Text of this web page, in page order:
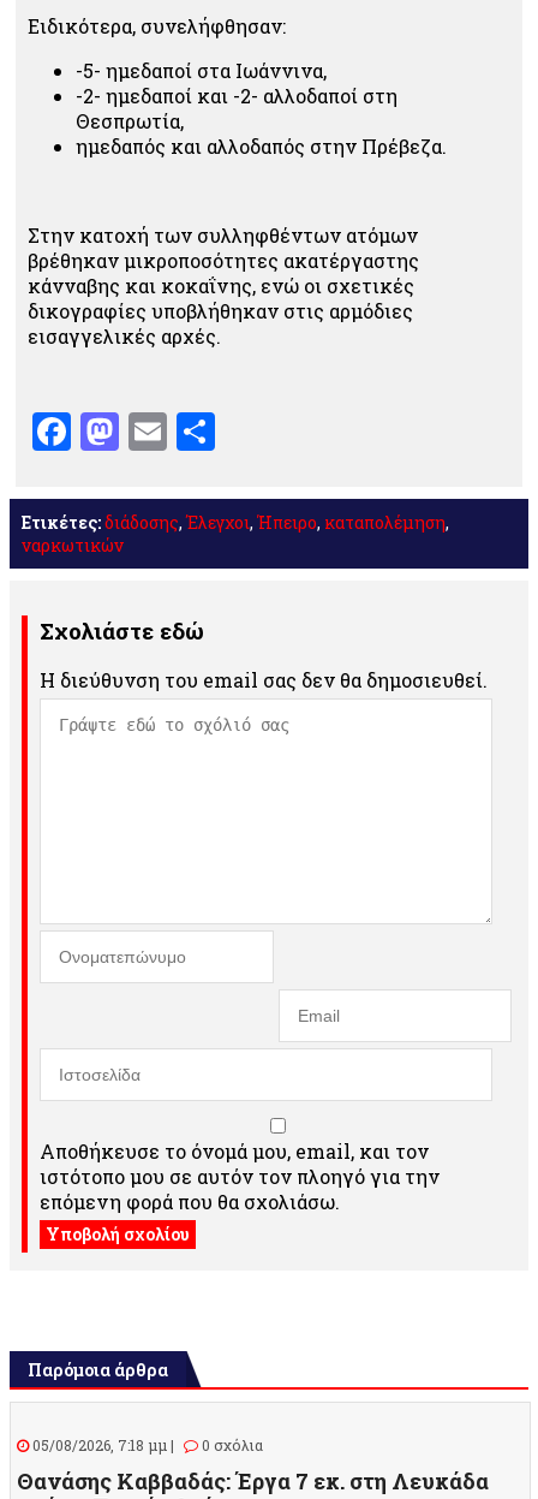
Ειδικότερα, συνελήφθησαν:
-5- ημεδαποί στα Ιωάννινα,
-2- ημεδαποί και -2- αλλοδαποί στη
Θεσπρωτία,
ημεδαπός και αλλοδαπός στην Πρέβεζα.
Στην κατοχή των συλληφθέντων ατόμων
βρέθηκαν μικροποσότητες ακατέργαστης
κάνναβης και κοκαΐνης, ενώ οι σχετικές
δικογραφίες υποβλήθηκαν στις αρμόδιες
εισαγγελικές αρχές.
Facebook
Mastodon
Email
Ετικέτες:διάδοσης,Έλεγχοι, Ήπειρο, καταπολέμηση,
ναρκωτικών
Σχολιάστε εδώ
Η διεύθυνση του email σας δεν θα δημοσιευθεί.
Αποθήκευσε το όνομά μου, email, και τον
ιστότοπο μου σε αυτόν τον πλοηγό για την
επόμενη φορά που θα σχολιάσω.
Παρόμοια άρθρα
05/08/2026, 7:18 μμ | 0 σχόλια
Θανάσης Καββαδάς: Έργα 7 εκ. στη Λευκάδα